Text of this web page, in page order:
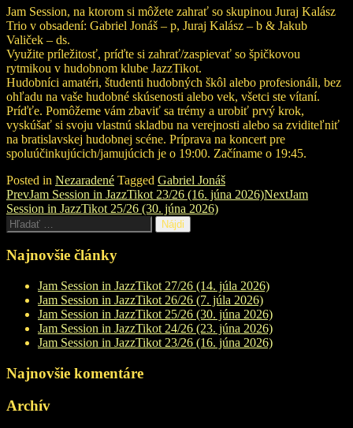
Jam Session, na ktorom si môžete zahrať so skupinou Juraj Kalász
Trio v obsadení: Gabriel Jonáš – p, Juraj Kalász – b & Jakub
Valiček – ds.
Využite príležitosť, príďte si zahrať/zaspievať so špičkovou
rytmikou v hudobnom klube JazzTikot.
Hudobníci amatéri, študenti hudobných škôl alebo profesionáli, bez
ohľadu na vaše hudobné skúsenosti alebo vek, všetci ste vítaní.
Príďťe. Pomôžeme vám zbaviť sa trémy a urobiť prvý krok,
vyskúšať si svoju vlastnú skladbu na verejnosti alebo sa zviditeľniť
na bratislavskej hudobnej scéne. Príprava na koncert pre
spoluúčinkujúcich/jamujúcich je o 19:00. Začíname o 19:45.
Posted in Nezaradené Tagged Gabriel Jonáš
Post
navigation
PrevJam Session in JazzTikot 23/26 (16. júna 2026)NextJam
Session in JazzTikot 25/26 (30. júna 2026)
Hľadať:
Najnovšie články
Jam Session in JazzTikot 27/26 (14. júla 2026)
Jam Session in JazzTikot 26/26 (7. júla 2026)
Jam Session in JazzTikot 25/26 (30. júna 2026)
Jam Session in JazzTikot 24/26 (23. júna 2026)
Jam Session in JazzTikot 23/26 (16. júna 2026)
Najnovšie komentáre
Archív